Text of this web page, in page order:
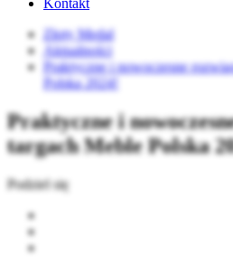
Kontakt
Złoty Medal
Aktualności
Praktyczne i nowoczesne
Polska 2024!
Praktyczne i
targach Meble Polska
Podziel się